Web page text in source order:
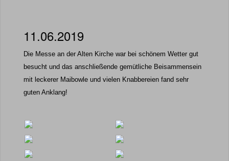
11.06.2019
Die Messe an der Alten Kirche war bei schönem Wetter gut
besucht und das anschließende gemütliche Beisammensein
mit leckerer Maibowle und vielen Knabbereien fand sehr
guten Anklang!